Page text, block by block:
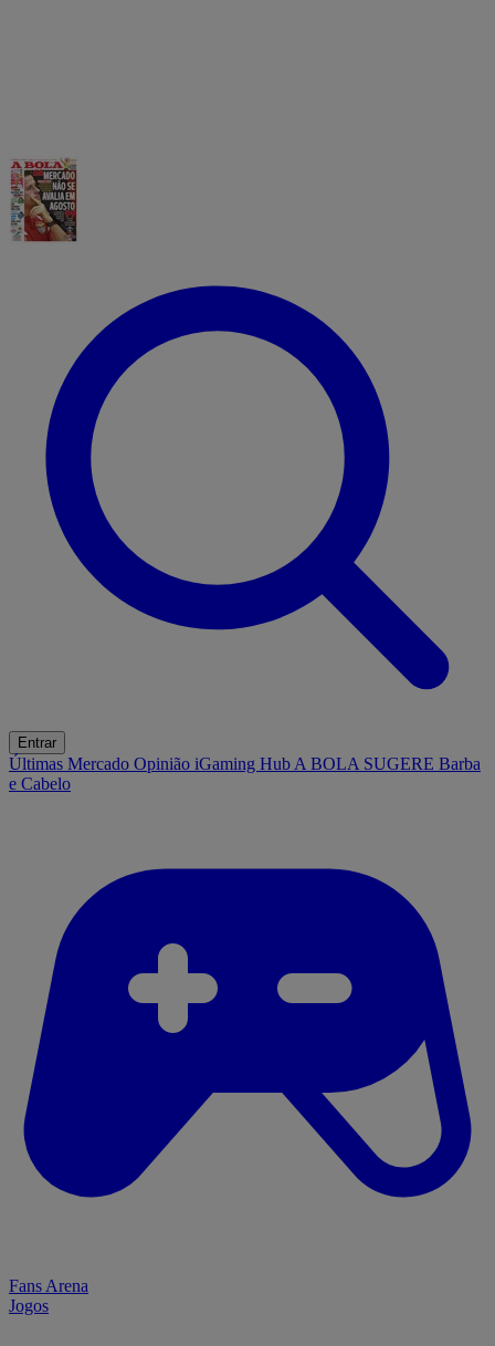
Entrar
Últimas Mercado Opinião iGaming Hub A BOLA SUGERE Barba
e Cabelo
Fans Arena
Jogos